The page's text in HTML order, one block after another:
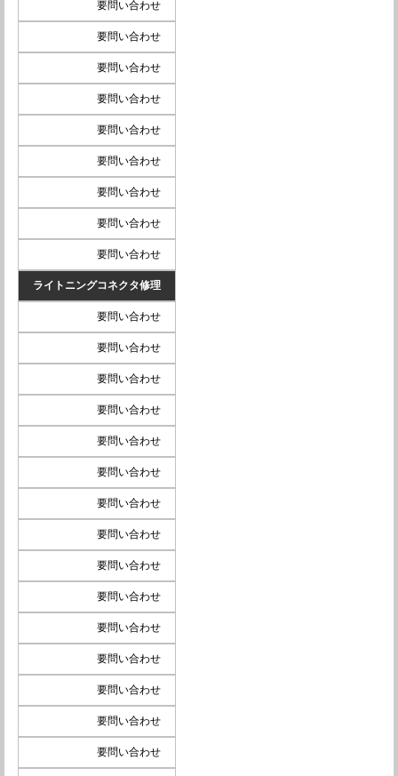
要問い合わせ
要問い合わせ
要問い合わせ
要問い合わせ
要問い合わせ
要問い合わせ
要問い合わせ
要問い合わせ
要問い合わせ
ライトニングコネクタ修理
要問い合わせ
要問い合わせ
要問い合わせ
要問い合わせ
要問い合わせ
要問い合わせ
要問い合わせ
要問い合わせ
要問い合わせ
要問い合わせ
要問い合わせ
要問い合わせ
要問い合わせ
要問い合わせ
要問い合わせ